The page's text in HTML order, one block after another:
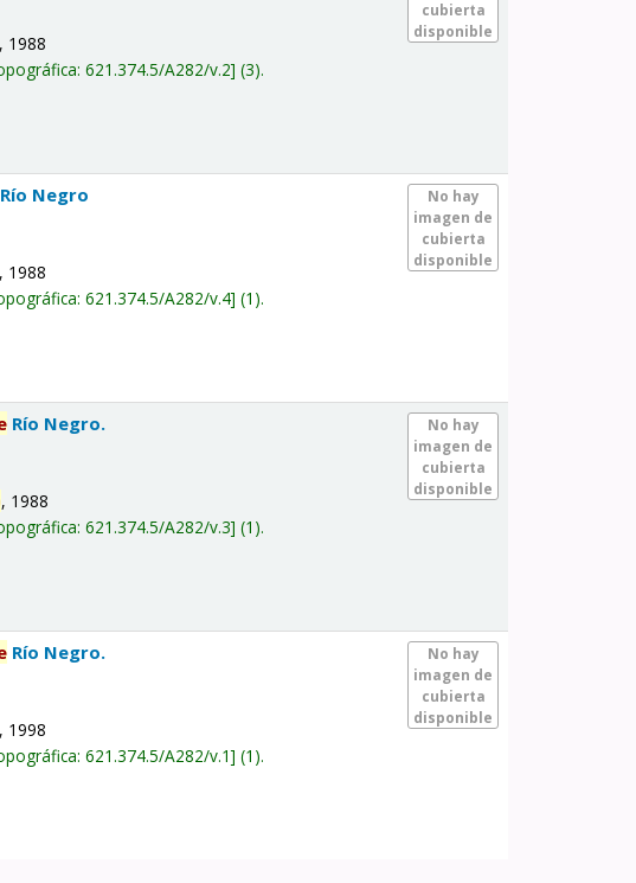
cubierta
disponible
, 1988
621.374.5/A282/v.2 (3).
No hay
imagen de
cubierta
disponible
Río Negro
, 1988
621.374.5/A282/v.4 (1).
No hay
imagen de
cubierta
disponible
Río Negro.
, 1988
621.374.5/A282/v.3 (1).
No hay
imagen de
cubierta
disponible
Río Negro.
, 1998
621.374.5/A282/v.1 (1).